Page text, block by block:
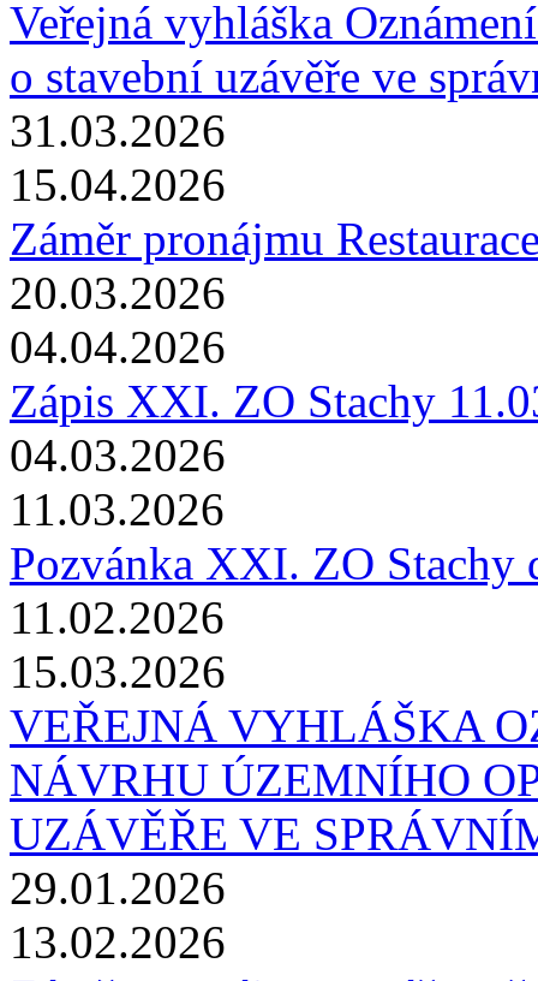
Veřejná vyhláška
o stavební uzávěře ve
31.03.2026
15.04.2026
Záměr pronájmu
20.03.2026
04.04.2026
Zápis XXI. ZO Stachy
04.03.2026
11.03.2026
Pozvánka XXI. ZO Stachy
11.02.2026
15.03.2026
VEŘEJNÁ VYHLÁŠKA
NÁVRHU ÚZEMNÍHO
UZÁVĚŘE VE
29.01.2026
13.02.2026